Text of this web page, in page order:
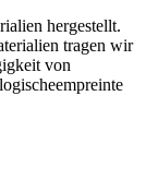
hergestellt.
tragen wir
von